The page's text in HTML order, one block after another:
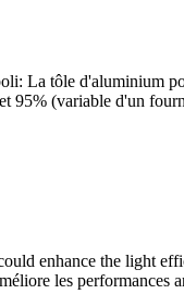
La tôle d'aluminium
(variable d'un
enhance the light
les